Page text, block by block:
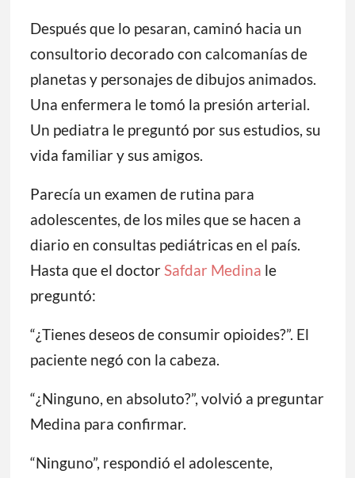
Después que lo pesaran, caminó hacia un
consultorio decorado con calcomanías de
planetas y personajes de dibujos animados.
Una enfermera le tomó la presión arterial.
Un pediatra le preguntó por sus estudios, su
vida familiar y sus amigos.
Parecía un examen de rutina para
adolescentes, de los miles que se hacen a
diario en consultas pediátricas en el país.
Hasta que el doctorSafdar Medina le
preguntó:
“¿Tienes deseos de consumir opioides?”. El
paciente negó con la cabeza.
“¿Ninguno, en absoluto?”, volvió a preguntar
Medina para confirmar.
“Ninguno”, respondió el adolescente,